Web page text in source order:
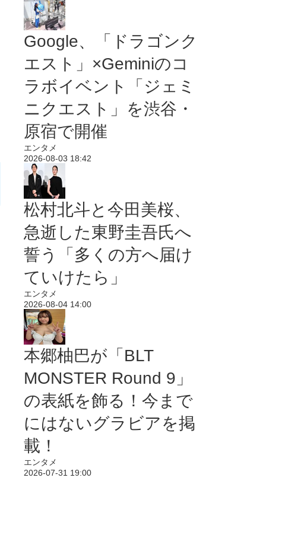
Google、「ドラゴンク
エスト」×Geminiのコ
ラボイベント「ジェミ
ニクエスト」を渋谷・
原宿で開催
エンタメ
2026-08-03 18:42
松村北斗と今田美桜、
急逝した東野圭吾氏へ
誓う「多くの方へ届け
ていけたら」
エンタメ
2026-08-04 14:00
本郷柚巴が「BLT
MONSTER Round 9」
の表紙を飾る！今まで
にはないグラビアを掲
載！
エンタメ
2026-07-31 19:00